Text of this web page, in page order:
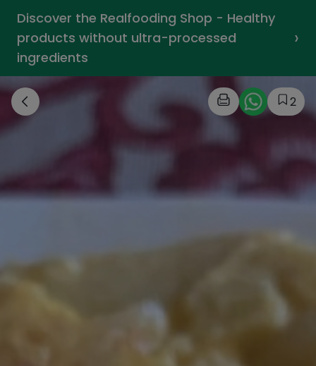
Discover the Realfooding Shop - Healthy
products without ultra-processed
ingredients
›
2